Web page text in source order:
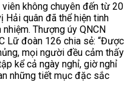
không chuyên đến từ 20
Hải quân đã thể hiện tinh
Thượng úy QNCN
Lữ đoàn 126 chia sẻ: “Được
mọi người đều cảm thấy
kể cả ngày nghỉ, giờ nghỉ
những tiết mục đặc sắc